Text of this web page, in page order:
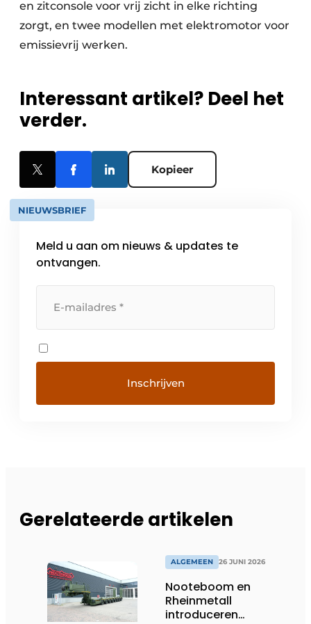
en zitconsole voor vrij zicht in elke richting
zorgt, en twee modellen met elektromotor voor
emissievrij werken.
Interessant artikel? Deel het
verder.
Kopieer
NIEUWSBRIEF
Meld u aan om nieuws & updates te
ontvangen.
Gerelateerde artikelen
ALGEMEEN 26 JUNI 2026
Nooteboom en
Rheinmetall
introduceren